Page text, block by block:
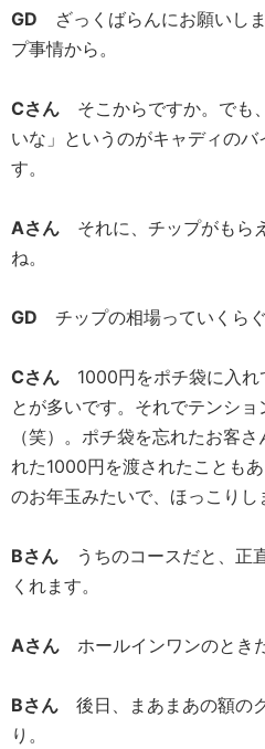
GD ざっくばらんにお願いし
プ事情から。
Cさん そこからですか。でも
いな」というのがキャディの
す。
Aさん それに、チップがもら
ね。
GD チップの相場っていくら
Cさん 1000円をポチ袋に入れ
とが多いです。それでテンシ
（笑）。ポチ袋を忘れたお客
れた1000円を渡されたことも
のお年玉みたいで、ほっこりし
Bさん うちのコースだと、正
くれます。
Aさん ホールインワンのとき
Bさん 後日、まあまあの額の
り。